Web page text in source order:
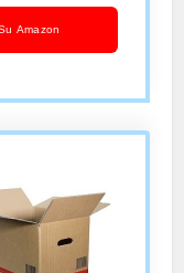
Amazon